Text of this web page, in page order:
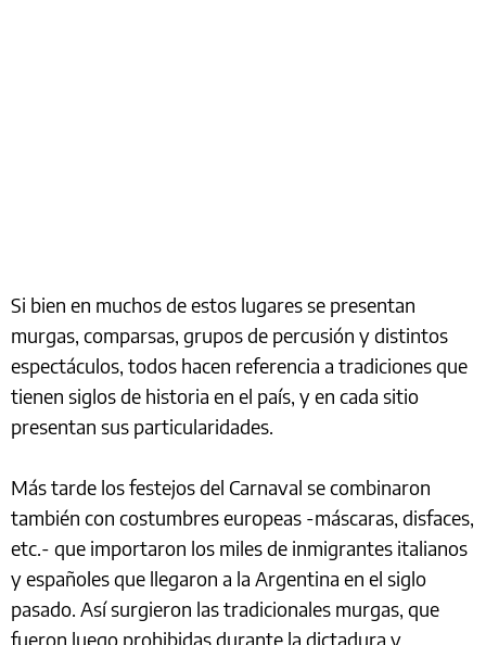
Si bien en muchos de estos lugares se presentan
murgas, comparsas, grupos de percusión y distintos
espectáculos, todos hacen referencia a tradiciones que
tienen siglos de historia en el país, y en cada sitio
presentan sus particularidades.
Más tarde los festejos del Carnaval se combinaron
también con costumbres europeas -máscaras, disfaces,
etc.- que importaron los miles de inmigrantes italianos
y españoles que llegaron a la Argentina en el siglo
pasado. Así surgieron las tradicionales murgas, que
fueron luego prohibidas durante la dictadura y